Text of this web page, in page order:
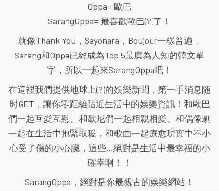
Oppa= 歐巴
SarangOppa= 最喜歡歐巴(?)了！
就像Thank You，Sayonara，Boujour一樣普遍，
Sarang和Oppa已經成為Top 5最廣為人知的韓文單
字，所以一起來SarangOppa吧！
在這裡我們提供地球上(?)的娛樂新聞，第一手消息随
时GET，讓你零距離貼近生活中的娛樂資訊！和歐巴
們一起互愛互懟、和歐尼們一起相親相愛、和偶像劇
一起在生活中抱緊取暖，和歌曲一起療愈現實中不小
心受了傷的小心臟，這些...絕對是生活中最幸福的小
確幸啊！！
SarangOppa，絕對是你最親古的娛樂網站！